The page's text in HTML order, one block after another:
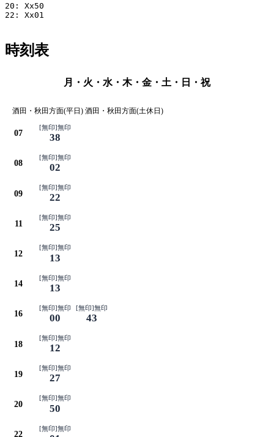
20: Xx50
22: Xx01
時刻表
月・火・水・木・金・土・日・祝
酒田・秋田方面(平日) 酒田・秋田方面(土休日)
07
[無印]無印
38
08
[無印]無印
02
09
[無印]無印
22
11
[無印]無印
25
12
[無印]無印
13
14
[無印]無印
13
16
[無印]無印
00
[無印]無印
43
18
[無印]無印
12
19
[無印]無印
27
20
[無印]無印
50
22
[無印]無印